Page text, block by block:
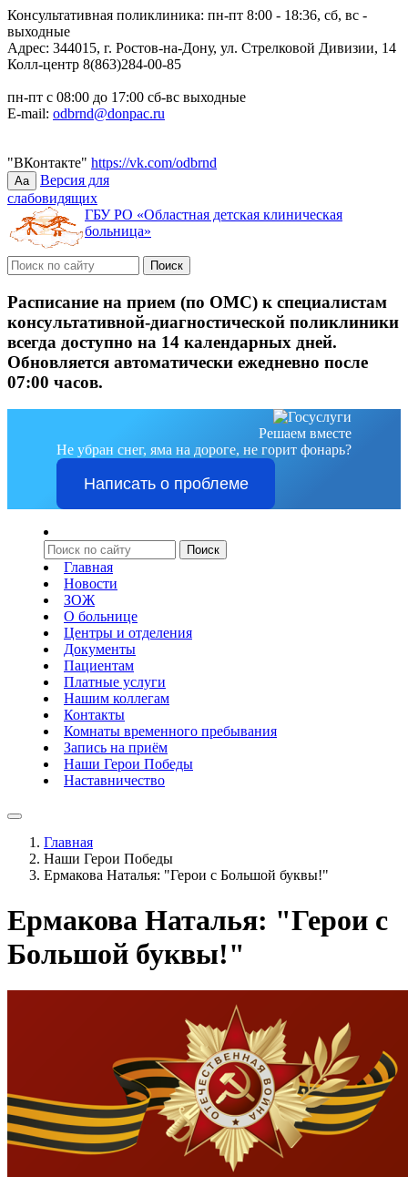
Консультативная поликлиника: пн-пт 8:00 - 18:36, сб, вс -
выходные
Адрес: 344015, г. Ростов-на-Дону, ул. Стрелковой Дивизии, 14
Колл-центр 8(863)284-00-85
пн-пт с 08:00 до 17:00 сб-вс выходные
E-mail: odbrnd@donpac.ru
"ВКонтакте" https://vk.com/odbrnd
Aa
Версия для
слабовидящих
ГБУ РО «Областная детская клиническая
больница»
Расписание на прием (по ОМС) к специалистам
консультативной-диагностической поликлиники
всегда доступно на 14 календарных дней.
Обновляется автоматически ежедневно после
07:00 часов.
Решаем вместе
Не убран снег, яма на дороге, не горит фонарь?
Написать о проблеме
Главная
Новости
ЗОЖ
О больнице
Центры и отделения
Документы
Пациентам
Платные услуги
Нашим коллегам
Контакты
Комнаты временного пребывания
Запись на приём
Наши Герои Победы
Наставничество
Главная
Наши Герои Победы
Ермакова Наталья: "Герои с Большой буквы!"
Ермакова Наталья: "Герои с
Большой буквы!"